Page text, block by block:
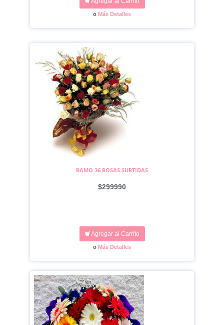
o Más Detalles
RAMO 36 ROSAS SURTIDAS
$299990
Agregar al Carrito
o Más Detalles